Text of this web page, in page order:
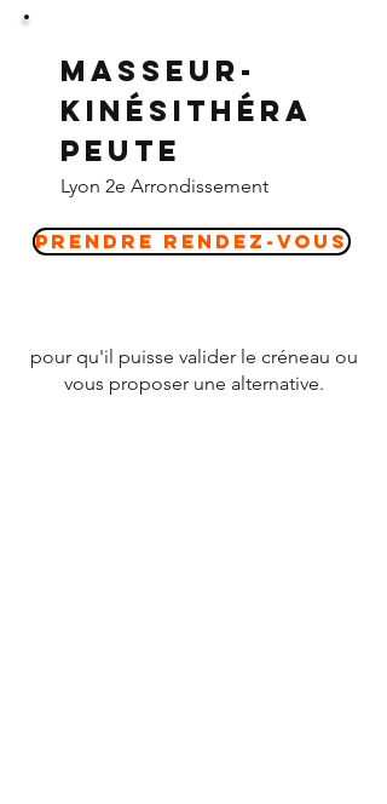
Masseur-
Kinésithéra
peute
Lyon 2e Arrondissement
Prendre Rendez-vous
pour qu'il puisse valider le créneau ou
vous proposer une alternative.